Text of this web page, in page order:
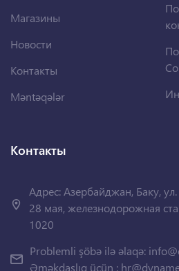
Магазины
Новости
Контакты
Məntəqələr
Контакты
Адрес: Азербайджан, Баку,
28 мая, железнодорожная
1020
Problemli şöbə ilə əlaqə:
Əməkdaşlıq üçün :